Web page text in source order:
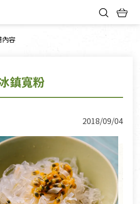
面：
內容
鎮寬粉
2018/09/04